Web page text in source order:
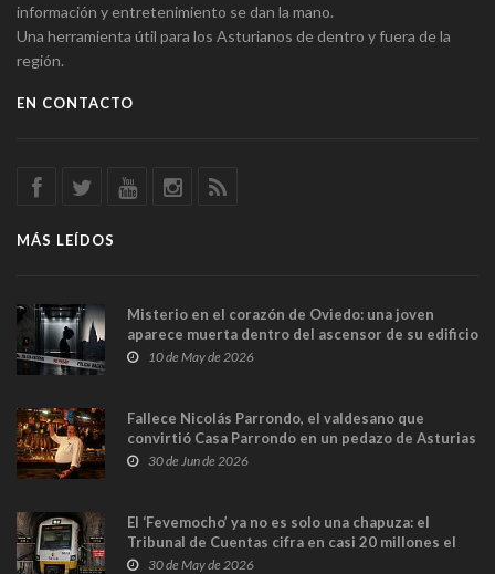
información y entretenimiento se dan la mano.
Una herramienta útil para los Asturianos de dentro y fuera de la
región.
EN CONTACTO
MÁS LEÍDOS
Misterio en el corazón de Oviedo: una joven
aparece muerta dentro del ascensor de su edificio
y las cámaras captan sus últimos minutos
10 de May de 2026
Fallece Nicolás Parrondo, el valdesano que
convirtió Casa Parrondo en un pedazo de Asturias
en Madrid
30 de Jun de 2026
El ‘Fevemocho’ ya no es solo una chapuza: el
Tribunal de Cuentas cifra en casi 20 millones el
sobrecoste de los trenes que no cabían por los
30 de May de 2026